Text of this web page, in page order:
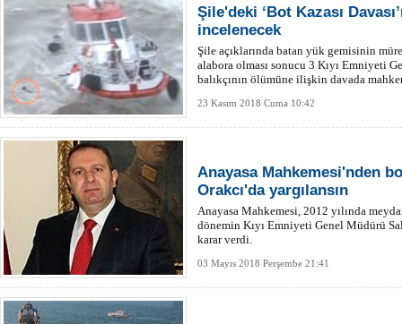
Şile'deki ‘Bot Kazası
incelenecek
Şile açıklarında batan yük gemisinin
alabora olması sonucu 3 Kıyı Emniyeti
balıkçının ölümüne ilişkin davada
23 Kasım 2018 Cuma 10:42
Anayasa Mahkemesi'nden
Orakcı'da yargılansın
Anayasa Mahkemesi, 2012 yılında
dönemin Kıyı Emniyeti Genel Müdürü
karar verdi.
03 Mayıs 2018 Perşembe 21:41